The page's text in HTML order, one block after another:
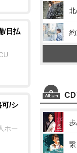
/日払
可/シ
ホー